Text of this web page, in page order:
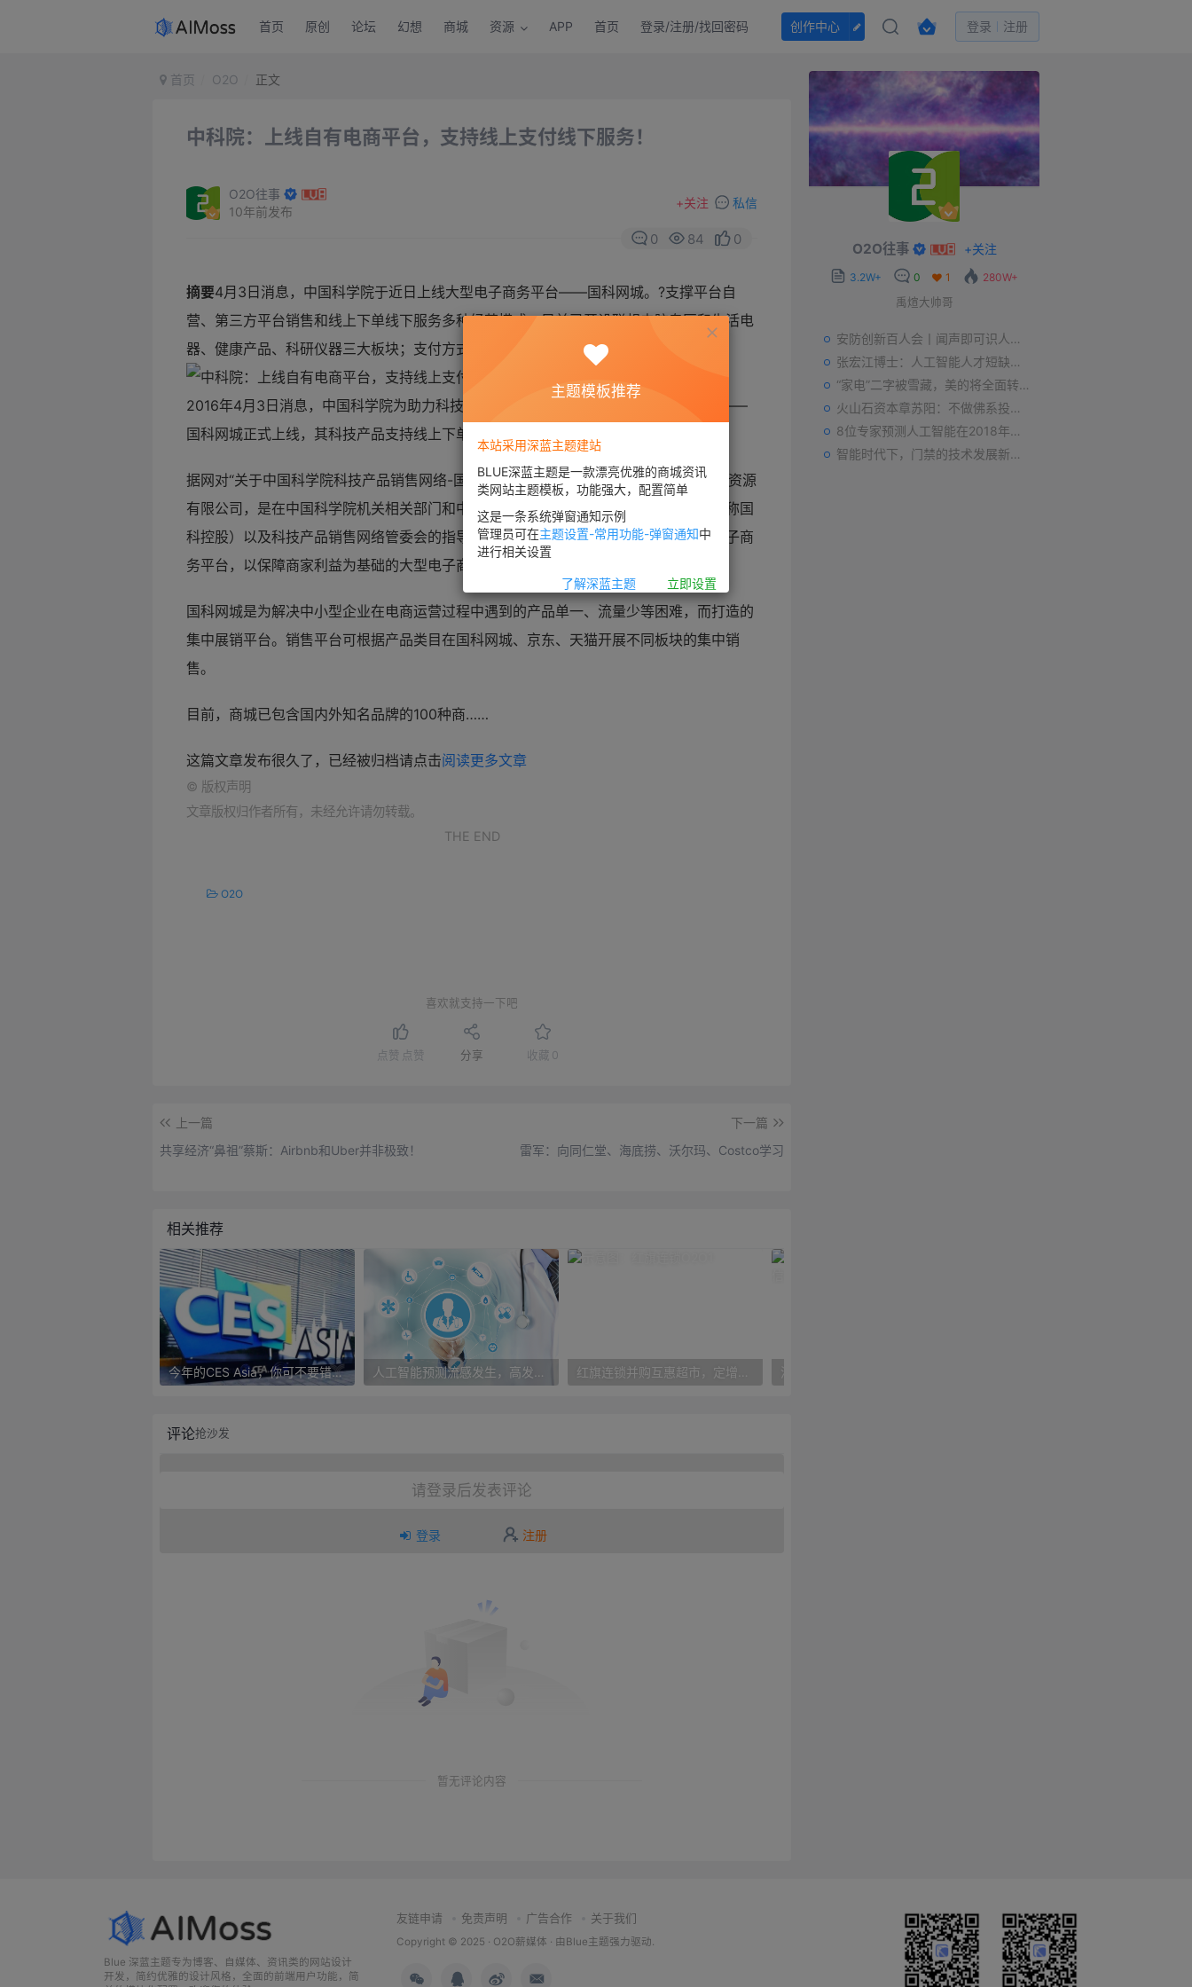
首页 原创 论坛 幻想 商城 资源 APP 首页 登录/注册/找回密码 创作中心 登录 注册
首页 O2O 正文
中科院：上线自有电商平台，支持线上支付线下服务！
O2O往事
10年前发布
+关注 私信
0 84 0
摘要4月3日消息，中国科学院于近日上线大型电子商务平台——国科网城。?支撑平台自
营、第三方平台销售和线上下单线下服务多种经营模式，目前已开设联想电脑专区和生活电
器、健康产品、科研仪器三大板块；支付方式支持支付宝和财付通。
2016年4月3日消息，中国科学院为助力科技成果转移转化而打造的大型电子商务平台——
国科网城正式上线，其科技产品支持线上下单线下服务。
据网对“关于中国科学院科技产品销售网络-国科网城”的了解，国科网城隶属于北京中科资源
有限公司，是在中国科学院机关相关部门和中国科学院国有资产经营有限责任公司（简称国
科控股）以及科技产品销售网络管委会的指导下，依托北京中科资源有限公司打造的电子商
务平台，以保障商家利益为基础的大型电子商务平台。
国科网城是为解决中小型企业在电商运营过程中遇到的产品单一、流量少等困难，而打造的
集中展销平台。销售平台可根据产品类目在国科网城、京东、天猫开展不同板块的集中销
售。
目前，商城已包含国内外知名品牌的100种商……
这篇文章发布很久了，已经被归档请点击阅读更多文章
© 版权声明
文章版权归作者所有，未经允许请勿转载。
THE END
O2O
喜欢就支持一下吧
点赞 点赞 分享 收藏 0
上一篇
共享经济“鼻祖”蔡斯：Airbnb和Uber并非极致！
下一篇
雷军：向同仁堂、海底捞、沃尔玛、Costco学习
相关推荐
今年的CES Asia，你可不要错过这些自动驾驶看点
评论抢沙发
请登录后发表评论
登录 注册
暂无评论内容
O2O往事 +关注
3.2W+ 0 1
280W+
禹煊大帅哥
安防创新百人会丨闻声即可识人，虚拟诈骗的克星——声纹识别
张宏江博士：人工智能人才短缺是世界性问题
“家电”二字被雪藏，美的将全面转型智能制造？
火山石资本章苏阳：不做佛系投资人，为企业价值战斗到底
8位专家预测人工智能在2018年对我们的影响
智能时代下，门禁的技术发展新趋势
Blue 深蓝主题专为博客、自媒体、资讯类的网站设计
开发，简约优雅的设计风格，全面的前端用户功能，简
友链申请 免责声明 广告合作 关于我们
Copyright © 2025 · O2O薪媒体 · 由 Blue主题强力驱动.
主题模板推荐
本站采用深蓝主题建站
BLUE深蓝主题是一款漂亮优雅的商城资讯
类网站主题模板，功能强大，配置简单
这是一条系统弹窗通知示例
管理员可在主题设置-常用功能-弹窗通知中
进行相关设置
了解深蓝主题 立即设置